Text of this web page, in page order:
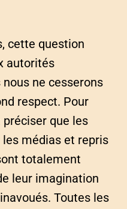
cette question
autorités
ne cesserons
respect. Pour
que les
médias et repris
totalement
leur imagination
Toutes les